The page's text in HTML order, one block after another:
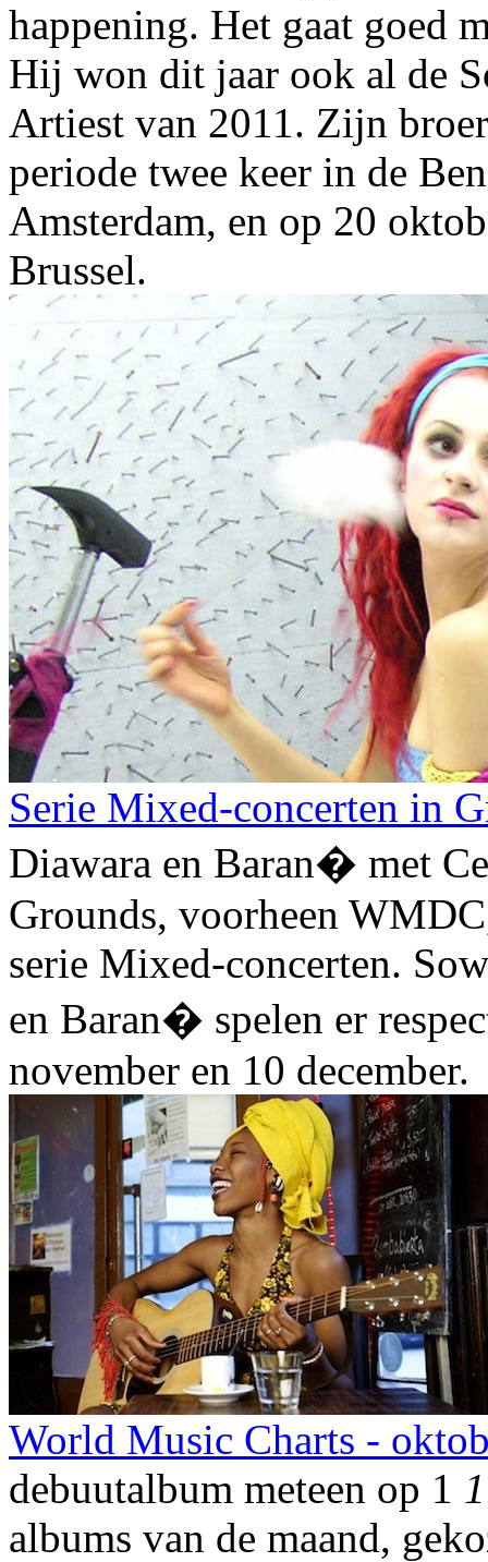
happening. Het gaat goed
Hij won dit jaar ook al de
Artiest van 2011. Zijn
periode twee keer in de
Amsterdam, en op 20
Brussel.
Serie Mixed-concerten in
Diawara en Baran� met
Grounds, voorheen
serie Mixed-concerten.
en Baran� spelen er
november en 10 december.
World Music Charts -
debuutalbum meteen op 1
albums van de maand,